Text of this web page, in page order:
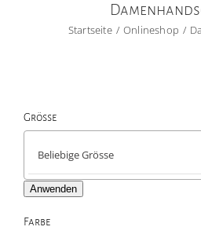
Startseite Onlineshop
Grösse
Anwenden
Farbe